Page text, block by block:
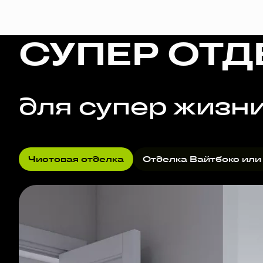
СУПЕР
для супер
Чистовая отделка Отделка Вайтбокс